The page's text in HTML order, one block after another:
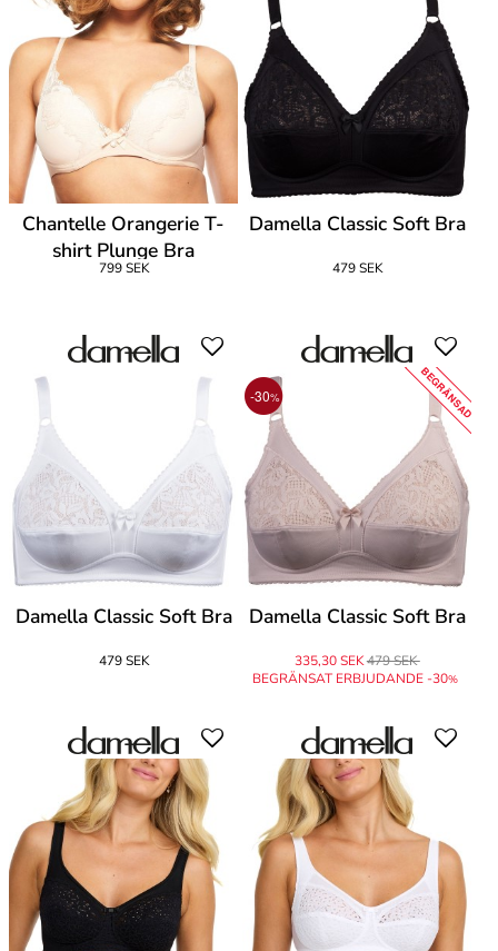
Chantelle Orangerie T-
shirt Plunge Bra
799 SEK
Damella Classic Soft Bra
479 SEK
Damella Classic Soft Bra
479 SEK
-30% BEGRÄNSAD
Damella Classic Soft Bra
335,30 SEK479 SEK
BEGRÄNSAT ERBJUDANDE -30%